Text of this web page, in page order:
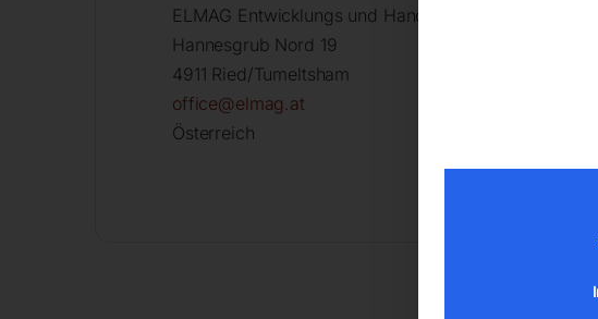
ELMAG Entwicklungs und Handels GmbH
Hannesgrub Nord 19
4911 Ried/Tumeltsham
office@elmag.at
Österreich